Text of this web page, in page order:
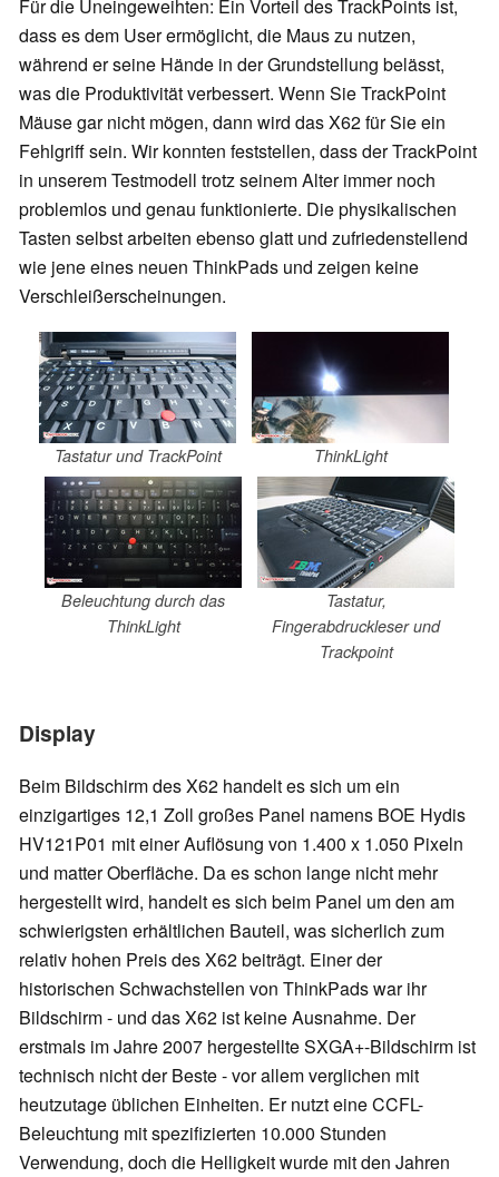
Für die Uneingeweihten: Ein Vorteil des TrackPoints ist,
dass es dem User ermöglicht, die Maus zu nutzen,
während er seine Hände in der Grundstellung belässt,
was die Produktivität verbessert. Wenn Sie TrackPoint
Mäuse gar nicht mögen, dann wird das X62 für Sie ein
Fehlgriff sein. Wir konnten feststellen, dass der TrackPoint
in unserem Testmodell trotz seinem Alter immer noch
problemlos und genau funktionierte. Die physikalischen
Tasten selbst arbeiten ebenso glatt und zufriedenstellend
wie jene eines neuen ThinkPads und zeigen keine
Verschleißerscheinungen.
Tastatur und TrackPoint ThinkLight
Beleuchtung durch das
ThinkLight
Tastatur,
Fingerabdruckleser und
Trackpoint
Display
Beim Bildschirm des X62 handelt es sich um ein
einzigartiges 12,1 Zoll großes Panel namens BOE Hydis
HV121P01 mit einer Auflösung von 1.400 x 1.050 Pixeln
und matter Oberfläche. Da es schon lange nicht mehr
hergestellt wird, handelt es sich beim Panel um den am
schwierigsten erhältlichen Bauteil, was sicherlich zum
relativ hohen Preis des X62 beiträgt. Einer der
historischen Schwachstellen von ThinkPads war ihr
Bildschirm - und das X62 ist keine Ausnahme. Der
erstmals im Jahre2007 hergestellte SXGA+-Bildschirm ist
technisch nicht der Beste - vor allem verglichen mit
heutzutage üblichen Einheiten. Er nutzt eine CCFL-
Beleuchtung mit spezifizierten 10.000 Stunden
Verwendung, doch die Helligkeit wurde mit den Jahren